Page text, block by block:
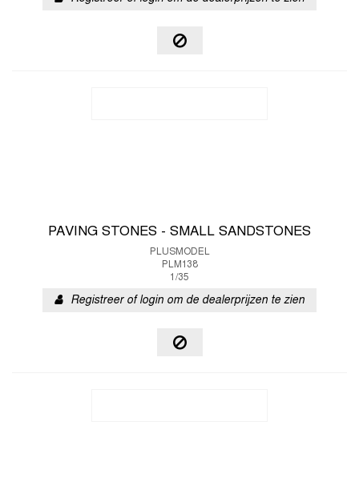
PAVING STONES - SMALL SANDSTONES
PLUSMODEL
PLM138
1/35
Registreer of login om de dealerprijzen te zien